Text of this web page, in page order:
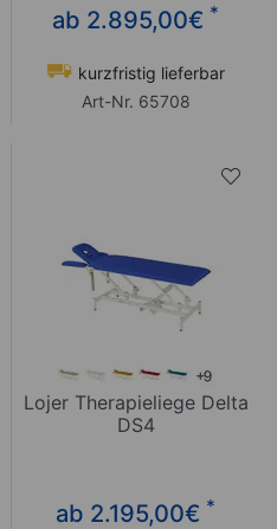
ab 2.895,00€ *
kurzfristig lieferbar
Art-Nr. 65708
Lojer Therapieliege Delta
DS4
ab 2.195,00€ *